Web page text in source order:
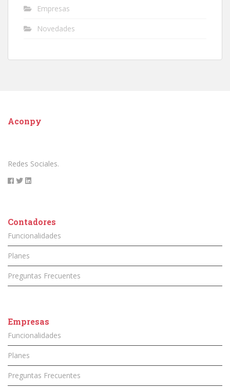
Empresas
Novedades
Aconpy
Redes Sociales.
Contadores
Funcionalidades
Planes
Preguntas Frecuentes
Empresas
Funcionalidades
Planes
Preguntas Frecuentes